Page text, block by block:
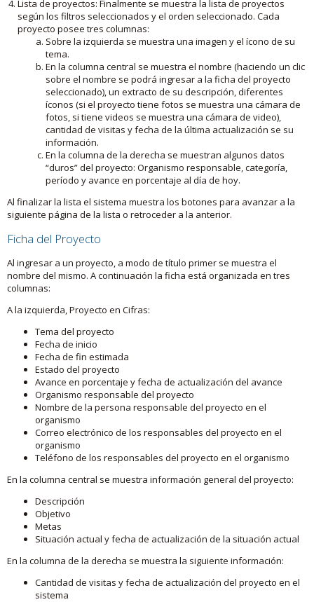
Lista de proyectos: Finalmente se muestra la lista de proyectos
según los filtros seleccionados y el orden seleccionado. Cada
proyecto posee tres columnas:
Sobre la izquierda se muestra una imagen y el ícono de su
tema.
En la columna central se muestra el nombre (haciendo un clic
sobre el nombre se podrá ingresar a la ficha del proyecto
seleccionado), un extracto de su descripción, diferentes
íconos (si el proyecto tiene fotos se muestra una cámara de
fotos, si tiene videos se muestra una cámara de video),
cantidad de visitas y fecha de la última actualización se su
información.
En la columna de la derecha se muestran algunos datos
“duros” del proyecto: Organismo responsable, categoría,
período y avance en porcentaje al día de hoy.
Al finalizar la lista el sistema muestra los botones para avanzar a la
siguiente página de la lista o retroceder a la anterior.
Ficha del Proyecto
Al ingresar a un proyecto, a modo de título primer se muestra el
nombre del mismo. A continuación la ficha está organizada en tres
columnas:
A la izquierda, Proyecto en Cifras:
Tema del proyecto
Fecha de inicio
Fecha de fin estimada
Estado del proyecto
Avance en porcentaje y fecha de actualización del avance
Organismo responsable del proyecto
Nombre de la persona responsable del proyecto en el
organismo
Correo electrónico de los responsables del proyecto en el
organismo
Teléfono de los responsables del proyecto en el organismo
En la columna central se muestra información general del proyecto:
Descripción
Objetivo
Metas
Situación actual y fecha de actualización de la situación actual
En la columna de la derecha se muestra la siguiente información:
Cantidad de visitas y fecha de actualización del proyecto en el
sistema